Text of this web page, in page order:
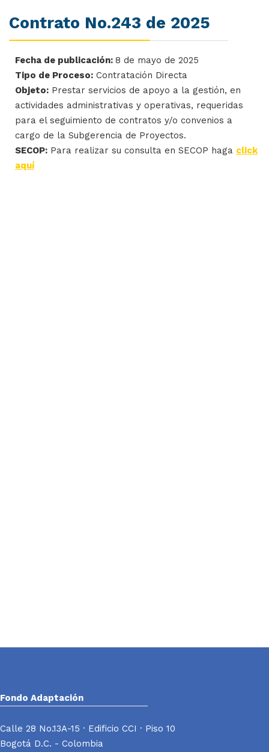
Contrato No.243 de 2025
Fecha de publicación: 8 de mayo de 2025
Tipo de Proceso: Contratación Directa
Objeto: Prestar servicios de apoyo a la gestión, en
actividades administrativas y operativas, requeridas
para el seguimiento de contratos y/o convenios a
cargo de la Subgerencia de Proyectos.
SECOP: Para realizar su consulta en SECOP haga click
aquí
Fondo Adaptación
Calle 28 No.13A-15 · Edificio CCI · Piso 10
Bogotá D.C. - Colombia